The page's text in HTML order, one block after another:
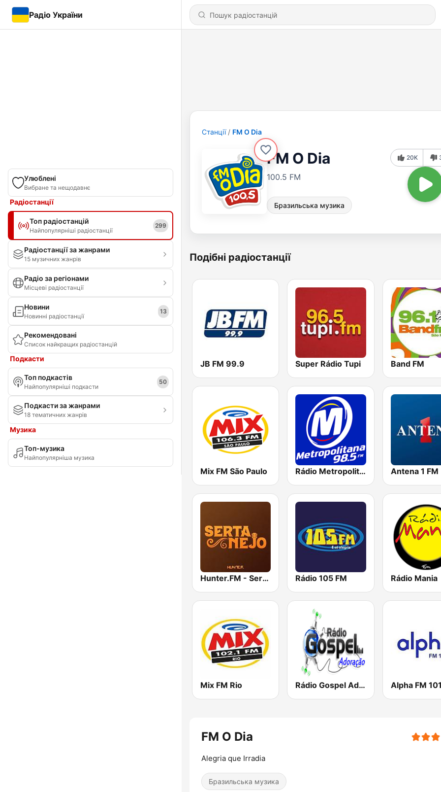
Радіо України
Улюблені
Вибране та нещодавнє
Радіостанції
Топ радіостанцій
Найпопулярніші радіостанції
299
Радіостанції за жанрами
15 музичних жанрів
Радіо за регіонами
Місцеві радіостанції
Новини
Новинні радіостанції
13
Рекомендовані
Список найкращих радіостанцій
Подкасти
Топ подкастів
Найпопулярніші подкасти
50
Подкасти за жанрами
18 тематичних жанрів
Музика
Топ-музика
Найпопулярніша музика
Станції FM O Dia
FM O Dia
100.5 FM
Бразильська музика
20K
Подібні радіостанції
JB FM 99.9 Super Rádio Tupi Band FM
Mix FM São Paulo Rádio Metropolitana 98.5 FM Antena 1 FM
Hunter.FM - Sertanejo Rádio 105 FM Rádio Mania
Mix FM Rio Rádio Gospel Adoração Alpha FM
FM O Dia
Alegria que Irradia
Бразильська музика